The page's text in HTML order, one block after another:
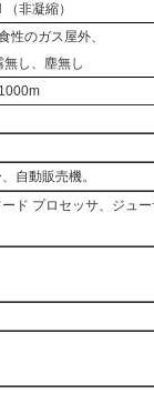
非凝縮）
性のガス屋外、
し、塵無し
自動販売機。
ド プロセッサ、ジュ